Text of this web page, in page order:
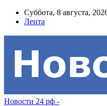
Суббота, 8 августа,
Лента
Новости 24 рф -